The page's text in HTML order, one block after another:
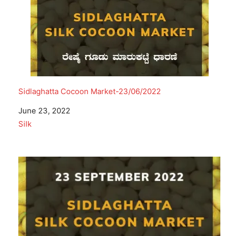
Sidlaghatta Cocoon Market-23/06/2022
Date
June 23, 2022
In relation to
Silk